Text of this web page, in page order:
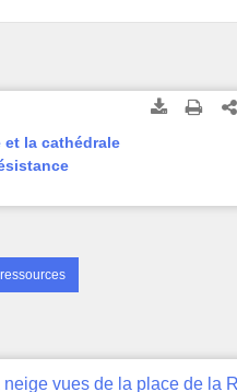
et la cathédrale